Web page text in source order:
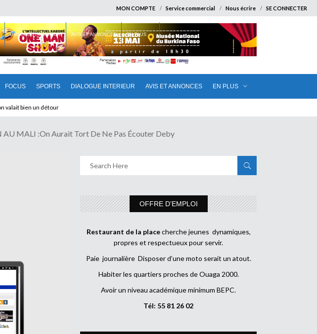
MON COMPTE Service commercial Nous écrire SE CONNECTER
FOCUS SPORTS DIALOGUE INTERIEUR AVIS ET ANNONCES EN PLUS
DIALOGUE INTERIEUR AVIS ET ANNONCES EN PLUS
sans partir !
MALI :On Aurait Tort De Ne Pas Écouter Deby
OFFRE D’EMPLOI
Restaurant de la placecherche jeunes dynamiques,
propres et respectueux pour servir.
Paie journalière Disposer d’une moto serait un atout.
Habiter les quartiers proches de Ouaga 2000.
Avoir un niveau académique minimum BEPC.
Tél: 55 81 26 02